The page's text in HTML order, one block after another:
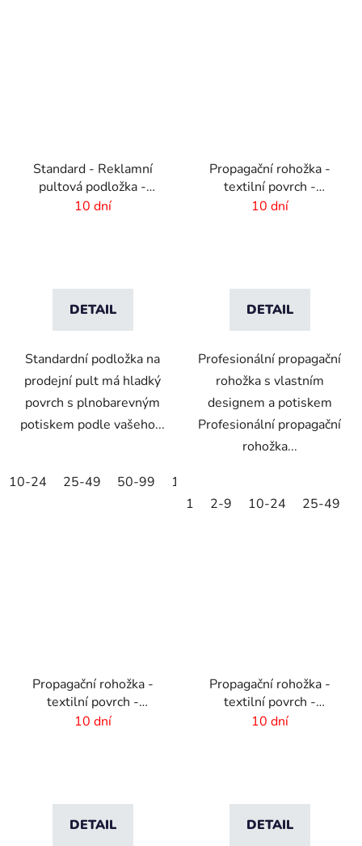
Standard - Reklamní
pultová podložka -
vlastní design
10 dní
DETAIL
Standardní podložka na
prodejní pult má hladký
povrch s plnobarevným
potiskem podle vašeho...
10-24 25-49 50-99 100-249
Propagační rohožka -
textilní povrch -
150x300cm
10 dní
DETAIL
Profesionální propagační
rohožka s vlastním
designem a potiskem
Profesionální propagační
rohožka...
1 2-9 10-24 25-49
Propagační rohožka -
textilní povrch -
115x180 cm
10 dní
DETAIL
Propagační rohožka -
textilní povrch -
85x300 cm
10 dní
DETAIL